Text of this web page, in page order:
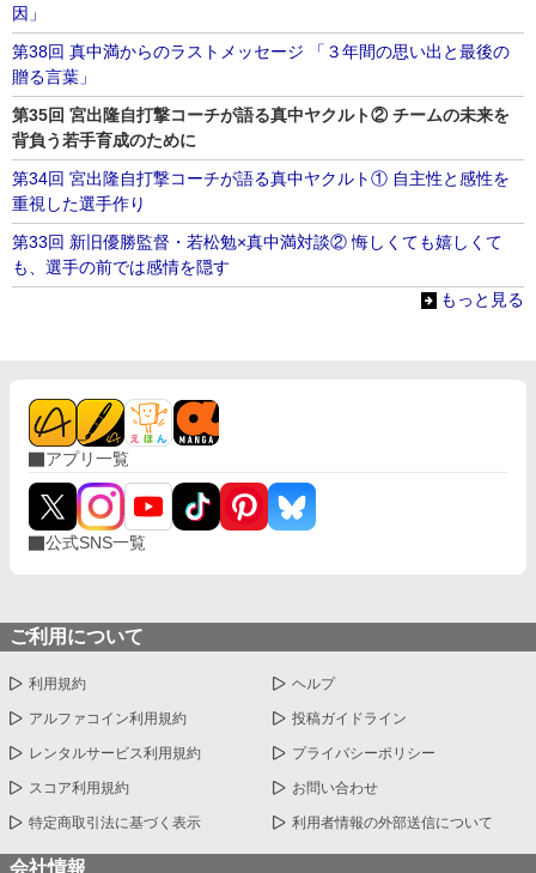
因」
第38回 真中満からのラストメッセージ 「３年間の思い出と最後の
贈る言葉」
第35回 宮出隆自打撃コーチが語る真中ヤクルト② チームの未来を
背負う若手育成のために
第34回 宮出隆自打撃コーチが語る真中ヤクルト① 自主性と感性を
重視した選手作り
第33回 新旧優勝監督・若松勉×真中満対談② 悔しくても嬉しくて
も、選手の前では感情を隠す
もっと見る
アプリ一覧
公式SNS一覧
ご利用について
利用規約 ヘルプ
アルファコイン利用規約 投稿ガイドライン
レンタルサービス利用規約 プライバシーポリシー
スコア利用規約 お問い合わせ
特定商取引法に基づく表示 利用者情報の外部送信について
会社情報